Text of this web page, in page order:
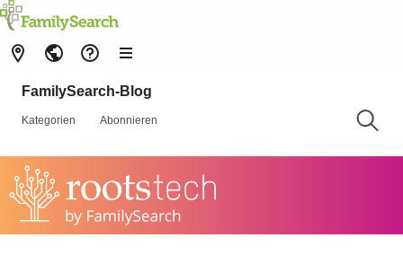
FamilySearch-Blog
Kategorien Abonnieren